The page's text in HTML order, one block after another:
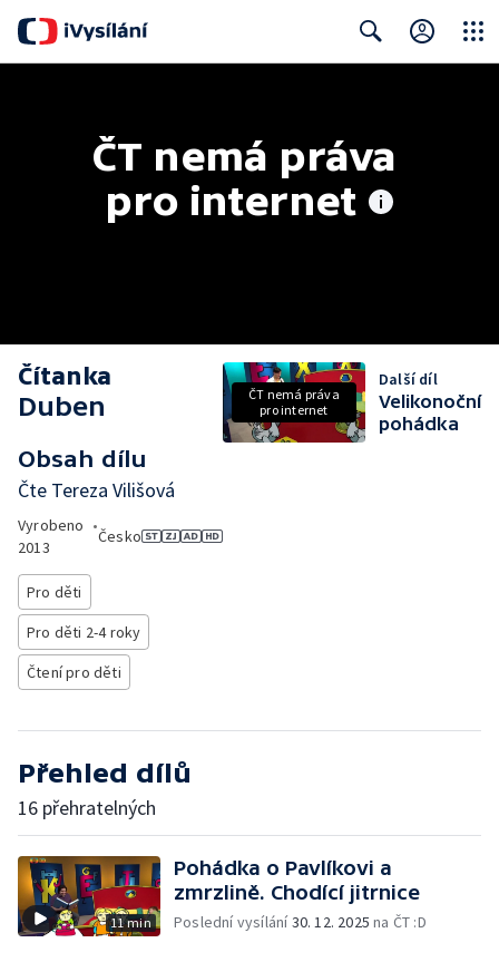
ČT nemá práva
pro internet
Čítanka
Duben
Obsah dílu
Čte Tereza Vilišová
Vyrobeno
2013
•
Česko
Pro děti
Pro děti 2-4 roky
Čtení pro děti
ČT nemá práva
pro internet
Další díl
Velikonoční
pohádka
Přehled dílů
16 přehratelných
11 min
Pohádka o Pavlíkovi a
zmrzlině. Chodící jitrnice
Poslední vysílání30. 12. 2025 na ČT :D